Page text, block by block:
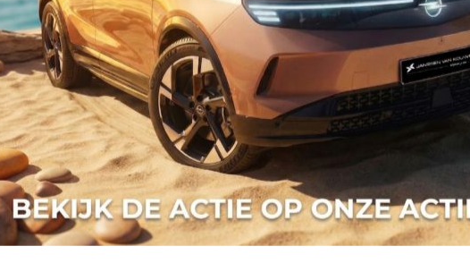
Landingpages
Verhuisauto huren
Trekhaak beschikbaar op aanvraag
Huur een bedrijfswagen
Auto huren voor zomervakantie
Bestelbus huren
Auto huren zonder creditcard
Auto huren voor 6 of 7 personen
Auto huren Amsterdam